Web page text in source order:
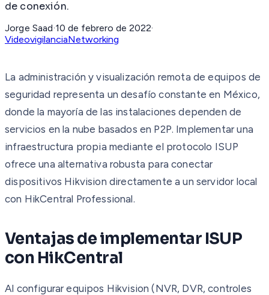
de conexión.
Jorge Saad·10 de febrero de 2022·
VideovigilanciaNetworking
La administración y visualización remota de equipos de
seguridad representa un desafío constante en México,
donde la mayoría de las instalaciones dependen de
servicios en la nube basados en P2P. Implementar una
infraestructura propia mediante el protocolo ISUP
ofrece una alternativa robusta para conectar
dispositivos Hikvision directamente a un servidor local
con HikCentral Professional.
Ventajas de implementar ISUP
con HikCentral
Al configurar equipos Hikvision (NVR, DVR, controles